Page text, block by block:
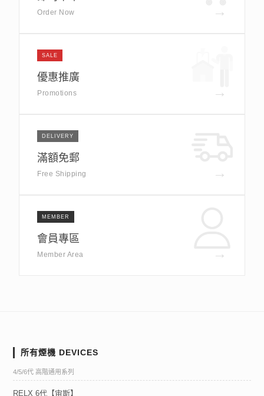
Order Now →
SALE
優惠推廣
Promotions →
DELIVERY
滿額免郵
Free Shipping →
MEMBER
會員專區
Member Area →
所有煙機 DEVICES
4/5/6代 高階通用系列
RELX 6代【宙斯】